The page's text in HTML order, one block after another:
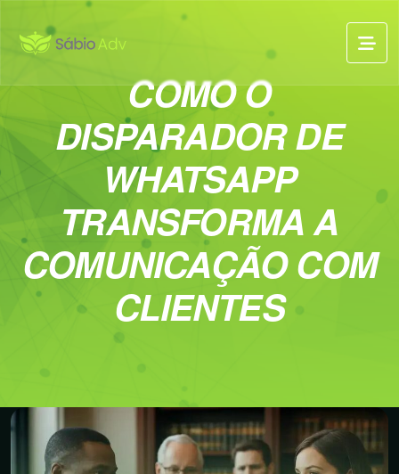
COMO O
DISPARADOR DE
WHATSAPP
TRANSFORMA A
COMUNICAÇÃO COM
CLIENTES